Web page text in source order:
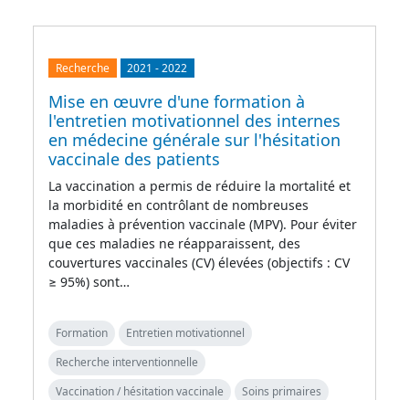
Recherche 2021 -2022
Mise en œuvre d'une formation à
l'entretien motivationnel des internes
en médecine générale sur l'hésitation
vaccinale des patients
La vaccination a permis de réduire la mortalité et
la morbidité en contrôlant de nombreuses
maladies à prévention vaccinale (MPV). Pour éviter
que ces maladies ne réapparaissent, des
couvertures vaccinales (CV) élevées (objectifs : CV
≥ 95%) sont…
Formation
Entretien motivationnel
Recherche interventionnelle
Vaccination / hésitation vaccinale
Soins primaires